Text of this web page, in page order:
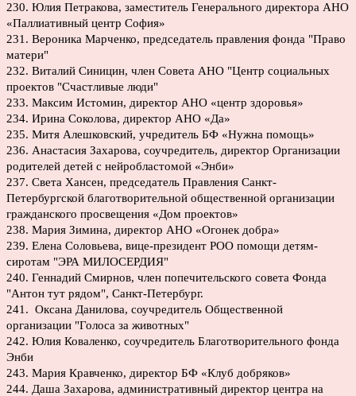
230. Юлия Петракова, заместитель Генерального директора АНО
«Паллиативный центр София»
231. Вероника Марченко, председатель правления фонда "Право
матери"
232. Виталий Синицин, член Совета АНО "Центр социальных
проектов "Счастливые люди"
233. Максим Истомин, директор АНО «центр здоровья»
234. Ирина Соколова, директор АНО «Да»
235. Митя Алешковский, учредитель БФ «Нужна помощь»
236. Анастасия Захарова, соучредитель, директор Организации
родителей детей с нейробластомой «Энби»
237. Света Хансен, председатель Правления Санкт-
Петербургской благотворительной общественной организации
гражданского просвещения «Дом проектов»
238. Мария Зимина, директор АНО «Огонек добра»
239. Елена Соловьева, вице-президент РОО помощи детям-
сиротам "ЭРА МИЛОСЕРДИЯ"
240. Геннадий Смирнов, член попечительского совета Фонда
"Антон тут рядом", Санкт-Петербург.
241. Оксана Данилова, соучредитель Общественной
организации "Голоса за животных"
242. Юлия Коваленко, соучредитель Благотворительного фонда
Энби
243. Мария Кравченко, директор БФ «Клуб добряков»
244. Даша Захарова, административный директор центра на